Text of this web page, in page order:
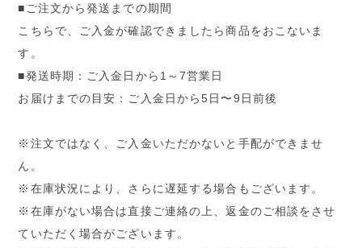
■ご注文から発送までの期間
こちらで、ご入金が確認できましたら商品をおこないま
す。
■発送時期：ご入金日から1～7営業日
お届けまでの目安：ご入金日から5日〜9日前後
※注文ではなく、ご入金いただかないと手配ができませ
ん。
※在庫状況により、さらに遅延する場合もございます。
※在庫がない場合は直接ご連絡の上、返金のご相談をさせ
ていただく場合がございます。